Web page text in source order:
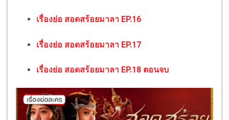
เรื่องย่อ สอดสร้อยมาลา EP.16
เรื่องย่อ สอดสร้อยมาลา EP.17
เรื่องย่อ สอดสร้อยมาลา EP.18 ตอนจบ